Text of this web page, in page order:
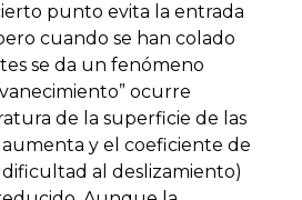
punto evita la entrada
cuando se han colado
se da un fenómeno
ocurre
de la superficie de las
y el coeficiente de
al deslizamiento)